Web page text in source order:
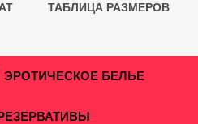
ТАБЛИЦА РАЗМЕРОВ
ЭРОТИЧЕСКОЕ БЕЛЬЕ